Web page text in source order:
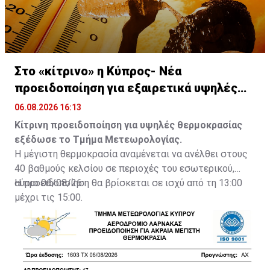
Στο «κίτρινο» η Κύπρος- Νέα
προειδοποίηση για εξαιρετικά υψηλές
θερμοκρασίες
06.08.2026 16:13
Κίτρινη προειδοποίηση για υψηλές θερμοκρασίας
εξέδωσε το Τμήμα Μετεωρολογίας.
Η μέγιστη θερμοκρασία αναμένεται να ανέλθει στους
40 βαθμούς κελσίου σε περιοχές του εσωτερικού,
αύριο 06/08/26.
Η προειδοποίηση θα βρίσκεται σε ισχύ από τη 13:00
μέχρι τις 15:00.